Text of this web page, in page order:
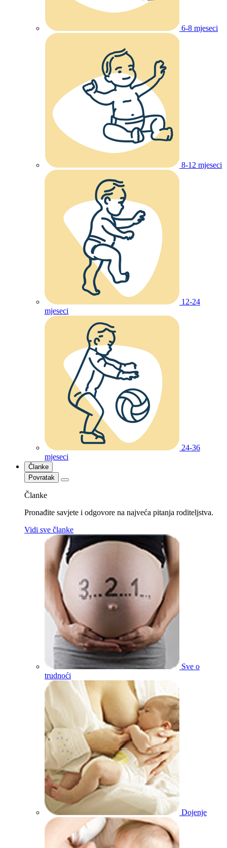
6-8 mjeseci
8-12 mjeseci
12-24
mjeseci
24-36
mjeseci
Članke
Povratak
Članke
Pronađite savjete i odgovore na najveća pitanja roditeljstva.
Vidi sve članke
Sve o
trudnoći
Dojenje